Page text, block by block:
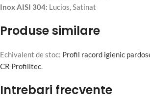
Inox AISI 304: Lucios, Satinat
Produse similare
Echivalent de stoc: Profil racord igienic
CR Profilitec.
Intrebari frecvente